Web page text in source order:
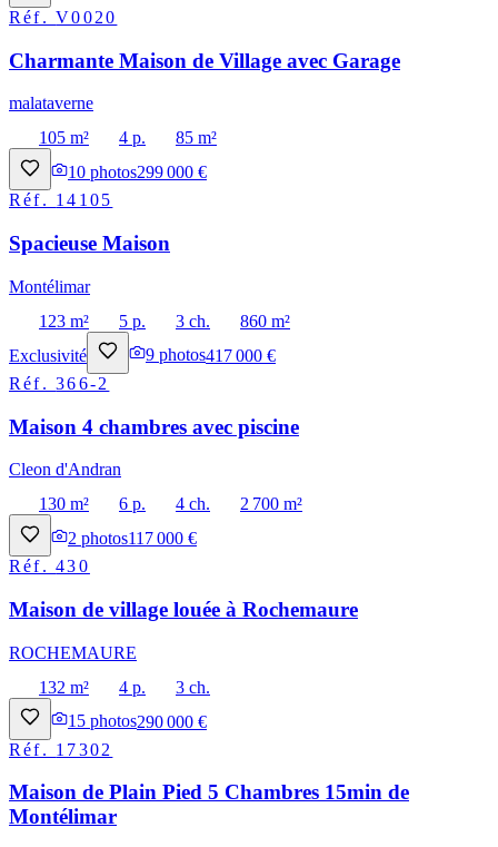
Réf.V0020
Charmante Maison de Village avec Garage
malataverne
105 m²
4 p.
85 m²
10 photos299 000 €
Réf. 14105
Spacieuse Maison
Montélimar
123 m²
5 p. 3 ch.
860 m²
Exclusivité
9 photos417 000 €
Réf.366-2
Maison 4 chambres avec piscine
Cleon d'Andran
130 m²
6 p. 4 ch.
2 700 m²
2 photos117 000 €
Réf.430
Maison de village louée à Rochemaure
ROCHEMAURE
132 m²
4 p.
3 ch.
15 photos290 000 €
Réf. 17302
Maison de Plain Pied 5 Chambres 15min de
Montélimar